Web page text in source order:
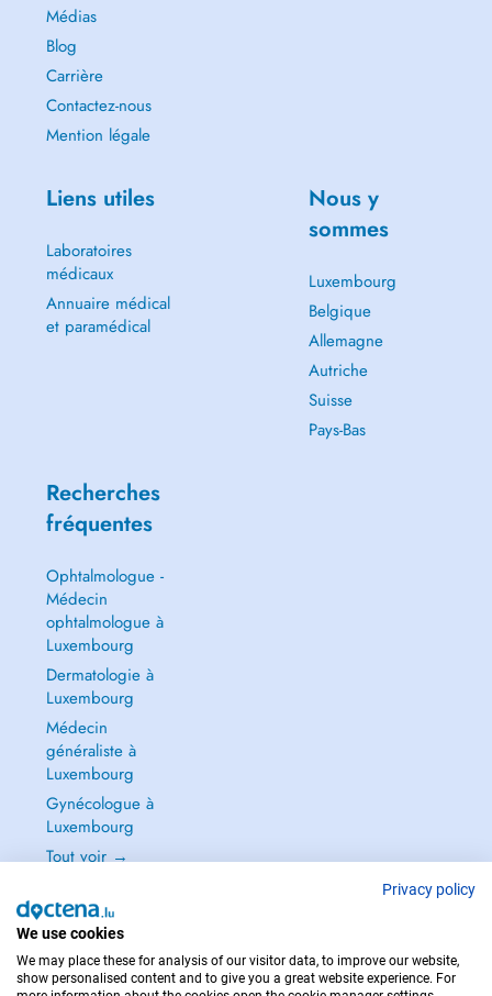
Médias
Blog
Carrière
Contactez-nous
Mention légale
Liens utiles
Laboratoires
médicaux
Annuaire médical
et paramédical
Nous y
sommes
Luxembourg
Belgique
Allemagne
Autriche
Suisse
Pays-Bas
Recherches
fréquentes
Ophtalmologue -
Médecin
ophtalmologue à
Luxembourg
Dermatologie à
Luxembourg
Médecin
généraliste à
Luxembourg
Gynécologue à
Luxembourg
Tout voir →
POUR LES URGENCES, CONSULTEZ : 112
Privacy policy
We use cookies
We may place these for analysis of our visitor data, to improve our website,
show personalised content and to give you a great website experience. For